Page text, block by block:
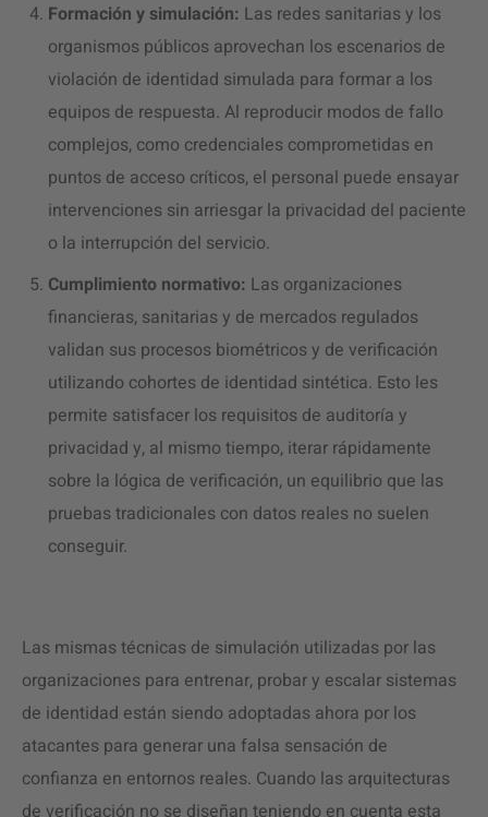
Formación y simulación: Las redes sanitarias y los
organismos públicos aprovechan los escenarios de
violación de identidad simulada para formar a los
equipos de respuesta. Al reproducir modos de fallo
complejos, como credenciales comprometidas en
puntos de acceso críticos, el personal puede ensayar
intervenciones sin arriesgar la privacidad del paciente
o la interrupción del servicio.
Cumplimiento normativo: Las organizaciones
financieras, sanitarias y de mercados regulados
validan sus procesos biométricos y de verificación
utilizando cohortes de identidad sintética. Esto les
permite satisfacer los requisitos de auditoría y
privacidad y, al mismo tiempo, iterar rápidamente
sobre la lógica de verificación, un equilibrio que las
pruebas tradicionales con datos reales no suelen
conseguir.
Las mismas técnicas de simulación utilizadas por las
organizaciones para entrenar, probar y escalar sistemas
de identidad están siendo adoptadas ahora por los
atacantes para generar una falsa sensación de
confianza en entornos reales. Cuando las arquitecturas
de verificación no se diseñan teniendo en cuenta esta